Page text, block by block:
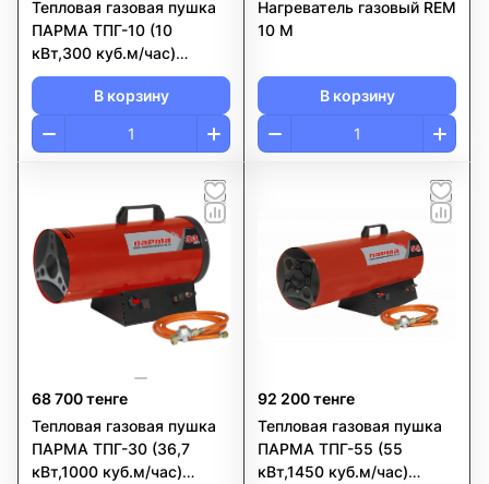
Тепловая газовая пушка
ПАРМА ТПГ-10 (10
кВт,300 куб.м/час)
РОССИЯ
В корзину
Нагреватель газовый REM
10 M
В корзину
68 700 тенге
Тепловая газовая пушка
ПАРМА ТПГ-30 (36,7
кВт,1000 куб.м/час)
92 200 тенге
Тепловая газовая пушка
ПАРМА ТПГ-55 (55
кВт,1450 куб.м/час)